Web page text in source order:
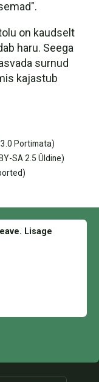
on kaudselt
haru. Seega
surnud
kajastub
3.0 Portimata)
SA 2.5 Üldine)